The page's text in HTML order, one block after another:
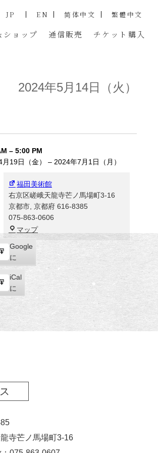
ショップ 通信販売 チケット 購入
JP EN 简体中文 繁體中文
2024年5月14日（火）
– 5:00 PM
19日（金）
– 2024年7月1日（月）
福田美術館
右京区嵯峨天龍寺芒ノ馬場町3-16
京都市 京都府 616-8385
075-863-0606
マップ福
田
術
館
Google
で
iCal
で
Google
に
iCal
に
寺芒ノ馬場町3-16